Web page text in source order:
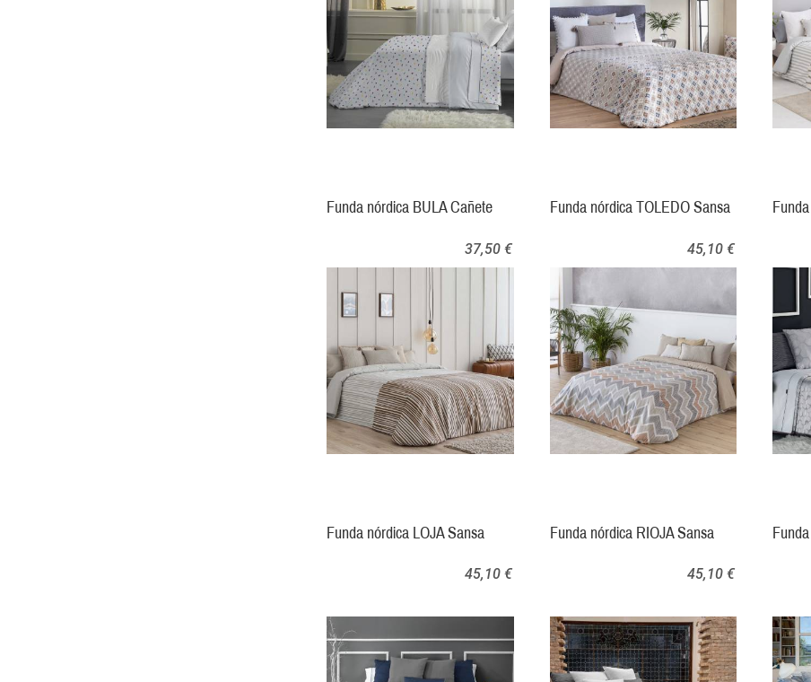
Funda nórdica BULA Cañete
37,50 €
Funda nórdica TOLEDO Sansa
45,10 €
Funda nórdica LOJA Sansa
45,10 €
Funda nórdica RIOJA Sansa
45,10 €